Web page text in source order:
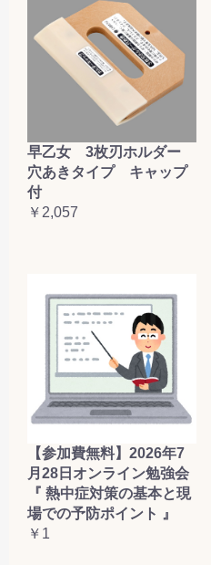
早乙女 3枚刃ホルダー
穴あきタイプ キャップ
付
￥2,057
【参加費無料】2026年7
月28日オンライン勉強会
『 熱中症対策の基本と現
場での予防ポイント 』
￥1